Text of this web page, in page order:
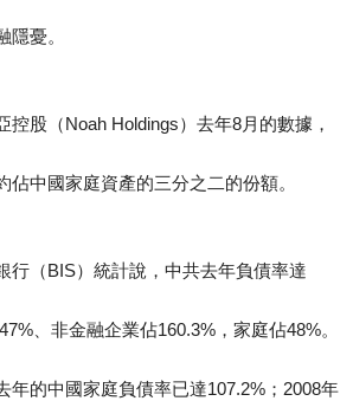
隱憂。
控股（Noah Holdings）去年8月的數據，
佔中國家庭資產的三分之二的份額。
行（BIS）統計說，中共去年負債率達
、非金融企業佔160.3%，家庭佔48%。
年的中國家庭負債率已達107.2%；2008年